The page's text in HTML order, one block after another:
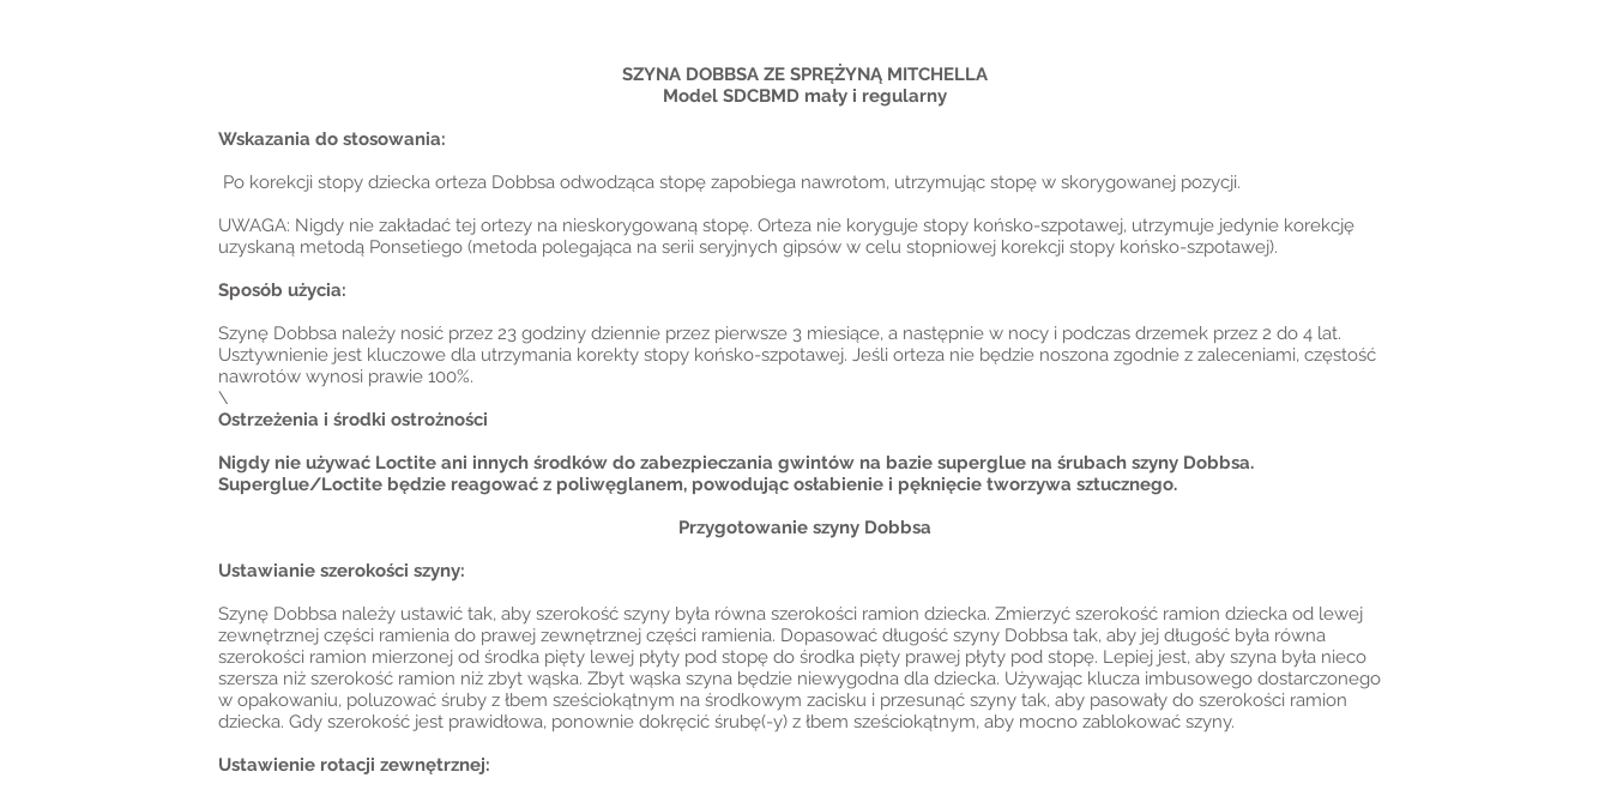
SZYNA DOBBSA ZE SPRĘŻYNĄ MITCHELLA
Model SDCBMD mały i regularny
Wskazania do stosowania:
Po korekcji stopy dziecka orteza Dobbsa odwodząca stopę zapobiega nawrotom, utrzymując stopę w skorygowanej pozycji.
UWAGA: Nigdy nie zakładać tej ortezy na nieskorygowaną stopę. Orteza nie koryguje stopy końsko-szpotawej, utrzymuje jedynie korekcję
uzyskaną metodą Ponsetiego (metoda polegająca na serii seryjnych gipsów w celu stopniowej korekcji stopy końsko-szpotawej).
Sposób użycia:
Szynę Dobbsa należy nosić przez 23 godziny dziennie przez pierwsze 3 miesiące, a następnie w nocy i podczas drzemek przez 2 do 4 lat.
Usztywnienie jest kluczowe dla utrzymania korekty stopy końsko-szpotawej. Jeśli orteza nie będzie noszona zgodnie z zaleceniami, częstość
nawrotów wynosi prawie 100%.
\
Ostrzeżenia i środki ostrożności
Nigdy nie używać Loctite ani innych środków do zabezpieczania gwintów na bazie superglue na śrubach szyny Dobbsa.
Superglue/Loctite będzie reagować z poliwęglanem, powodując osłabienie i pęknięcie tworzywa sztucznego.
Przygotowanie szyny Dobbsa
Ustawianie szerokości szyny:
Szynę Dobbsa należy ustawić tak, aby szerokość szyny była równa szerokości ramion dziecka. Zmierzyć szerokość ramion dziecka od lewej
zewnętrznej części ramienia do prawej zewnętrznej części ramienia. Dopasować długość szyny Dobbsa tak, aby jej długość była równa
szerokości ramion mierzonej od środka pięty lewej płyty pod stopę do środka pięty prawej płyty pod stopę. Lepiej jest, aby szyna była nieco
szersza niż szerokość ramion niż zbyt wąska. Zbyt wąska szyna będzie niewygodna dla dziecka. Używając klucza imbusowego dostarczonego
w opakowaniu, poluzować śruby z łbem sześciokątnym na środkowym zacisku i przesunąć szyny tak, aby pasowały do szerokości ramion
dziecka. Gdy szerokość jest prawidłowa, ponownie dokręcić śrubę(-y) z łbem sześciokątnym, aby mocno zablokować szyny.
Ustawienie rotacji zewnętrznej: